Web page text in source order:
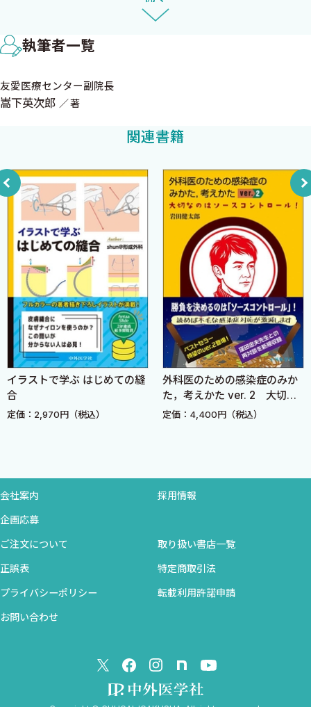
Breathing（B の異常時）の緊急手技
胸腔チューブ挿入手技による死亡事故が発生している
胸腔チューブ挿入手技
再膨張性肺水腫
抜去時の工夫
心タンポナーデの緊急時に呼ばれたら何ができますか？
Circulation（C の異常時）の緊急手技
剣状突起下心囊開窓術
トラブルシューティング
Section 4
緊急開胸の適応を知っていますか？
緊急開胸の適応と手技，大動脈クランプ手技
開胸の基本手技
大動脈クランプ法
緊急開胸の適応—手術までの救命処置
Section 5
消化管出血時に外科医にできること・できないことを知っていま
大動脈十二指腸瘻，腹部大動脈瘤気管支瘻
下血で内視鏡的止血が不可能な場合
小腸出血ショック症例の提示
Section 6
緊急開腹の適応を知っていますか？
抗がん剤治療中の腹痛─大腸多発穿孔
腹腔内遊離ガス（free air）を認めた場合
執筆者一覧
友愛医療センター副院長
嵩下英次郎 著
関連書籍
イラストで学ぶ はじめての縫
合
定価：2,970円（税込）
外科医のための感染症のみか
た，考えかた ver. 2 大切な
のはソースコントロール！
定価：4,400円（税込）
会社案内 採用情報
企画応募
ご注文について 取り扱い書店一覧
正誤表 特定商取引法
プライバシーポリシー 転載利用許諾申請
お問い合わせ